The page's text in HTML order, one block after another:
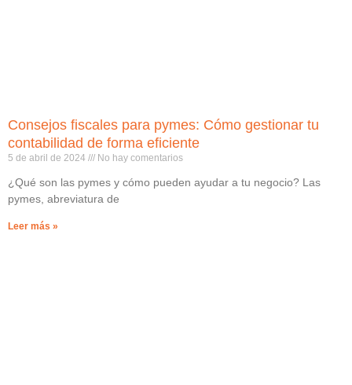
Consejos fiscales para pymes: Cómo gestionar tu
contabilidad de forma eficiente
5 de abril de 2024 No hay comentarios
¿Qué son las pymes y cómo pueden ayudar a tu negocio? Las
pymes, abreviatura de
Leer más »